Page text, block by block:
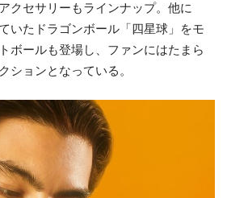
クセサリーもラインナップ。他に
いたドラゴンボール「四星球」をモ
ボールも登場し、ファンにはたまら
ションとなっている。